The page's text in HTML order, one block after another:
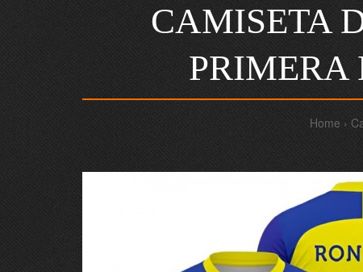
CAMISETA
PRIMERA
Home